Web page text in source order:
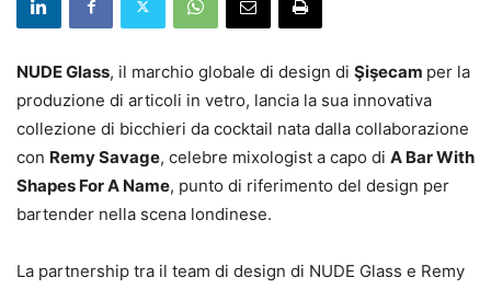
NUDE Glass, il marchio globale di design di Şişecam per la
produzione di articoli in vetro, lancia la sua innovativa
collezione di bicchieri da cocktail nata dalla collaborazione
con Remy Savage, celebre mixologist a capo di A Bar With
Shapes For A Name, punto di riferimento del design per
bartender nella scena londinese.
La partnership tra il team di design di NUDE Glass e Remy